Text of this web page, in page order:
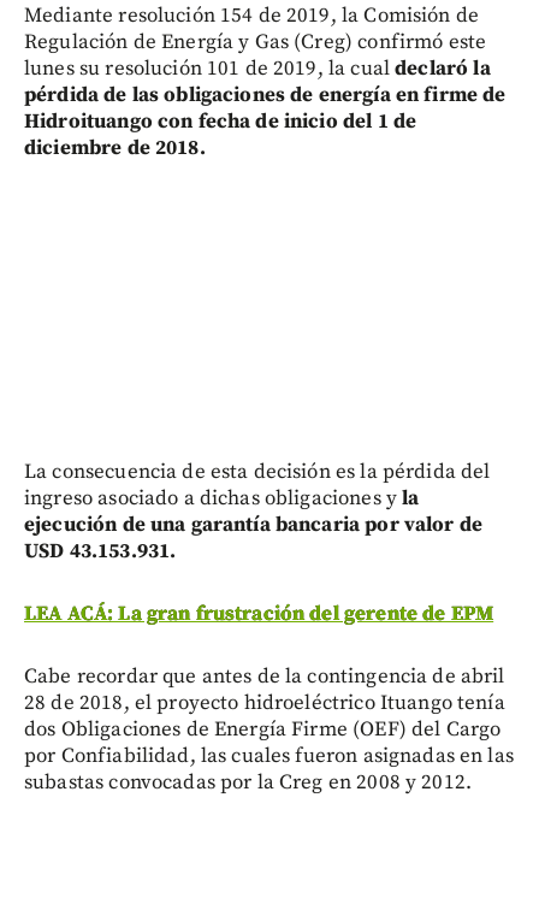
Mediante resolución 154 de 2019, la Comisión de
Regulación de Energía y Gas (Creg) confirmó este
lunes su resolución 101 de 2019, la cualdeclaró la
pérdida de las obligaciones de energía en firme de
Hidroituango con fecha de inicio del 1 de
diciembre de 2018.
La consecuencia de esta decisión es lapérdida del
ingreso asociado a dichas obligaciones yla
ejecución de una garantía bancaria por valor de
USD 43.153.931.
LEA ACÁ: La gran frustración del gerente de EPM
Cabe recordar que antes de la contingencia de abril
28 de 2018, el proyecto hidroeléctrico Ituango tenía
dos Obligaciones de Energía Firme (OEF) del Cargo
por Confiabilidad, las cuales fueron asignadas en las
subastas convocadas por la Creg en 2008 y 2012.